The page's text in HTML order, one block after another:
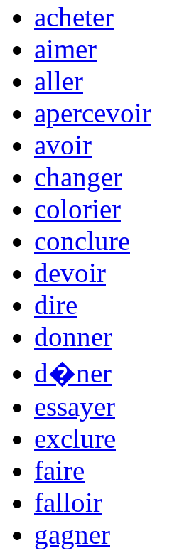
acheter
aimer
aller
apercevoir
avoir
changer
colorier
conclure
devoir
dire
donner
d�ner
essayer
exclure
faire
falloir
gagner